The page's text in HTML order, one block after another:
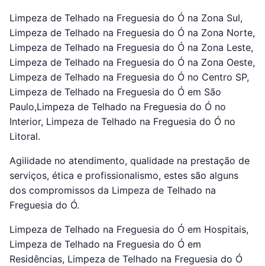
Limpeza de Telhado na Freguesia do Ó na Zona Sul,
Limpeza de Telhado na Freguesia do Ó na Zona Norte,
Limpeza de Telhado na Freguesia do Ó na Zona Leste,
Limpeza de Telhado na Freguesia do Ó na Zona Oeste,
Limpeza de Telhado na Freguesia do Ó no Centro SP,
Limpeza de Telhado na Freguesia do Ó em São
Paulo,Limpeza de Telhado na Freguesia do Ó no
Interior, Limpeza de Telhado na Freguesia do Ó no
Litoral.
Agilidade no atendimento, qualidade na prestação de
serviços, ética e profissionalismo, estes são alguns
dos compromissos da Limpeza de Telhado na
Freguesia do Ó.
Limpeza de Telhado na Freguesia do Ó em Hospitais,
Limpeza de Telhado na Freguesia do Ó em
Residências, Limpeza de Telhado na Freguesia do Ó